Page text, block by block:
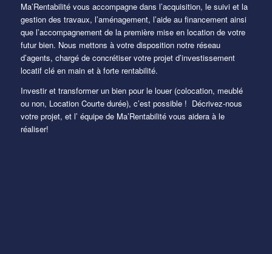
Ma’Rentabilité vous accompagne dans l’acquisition, le suivi et la
gestion des travaux, l’aménagement, l’aide au financement ainsi
que l’accompagnement de la première mise en location de votre
futur bien. Nous mettons à votre disposition notre réseau
d’agents, chargé de concrétiser votre projet d’investissement
locatif clé en main et à forte rentabilité.
Investir et transformer un bien pour le louer (colocation, meublé
ou non, Location Courte durée), c’est possible ! Décrivez-nous
votre projet, et l’ équipe de Ma’Rentabilité vous aidera à le
réaliser!